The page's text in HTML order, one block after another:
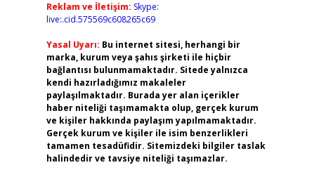
Reklam ve İletişim: Skype:
live:.cid.575569c608265c69
Yasal Uyarı: Bu internet sitesi, herhangi bir
marka, kurum veya şahıs şirketi ile hiçbir
bağlantısı bulunmamaktadır. Sitede yalnızca
kendi hazırladığımız makaleler
paylaşılmaktadır. Burada yer alan içerikler
haber niteliği taşımamakta olup, gerçek kurum
ve kişiler hakkında paylaşım yapılmamaktadır.
Gerçek kurum ve kişiler ile isim benzerlikleri
tamamen tesadüfidir. Sitemizdeki bilgiler taslak
halindedir ve tavsiye niteliği taşımazlar.